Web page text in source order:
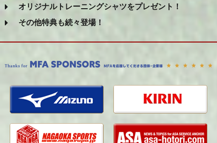
オリジナルトレーニングシャツをプレゼント！
その他特典も続々登場！